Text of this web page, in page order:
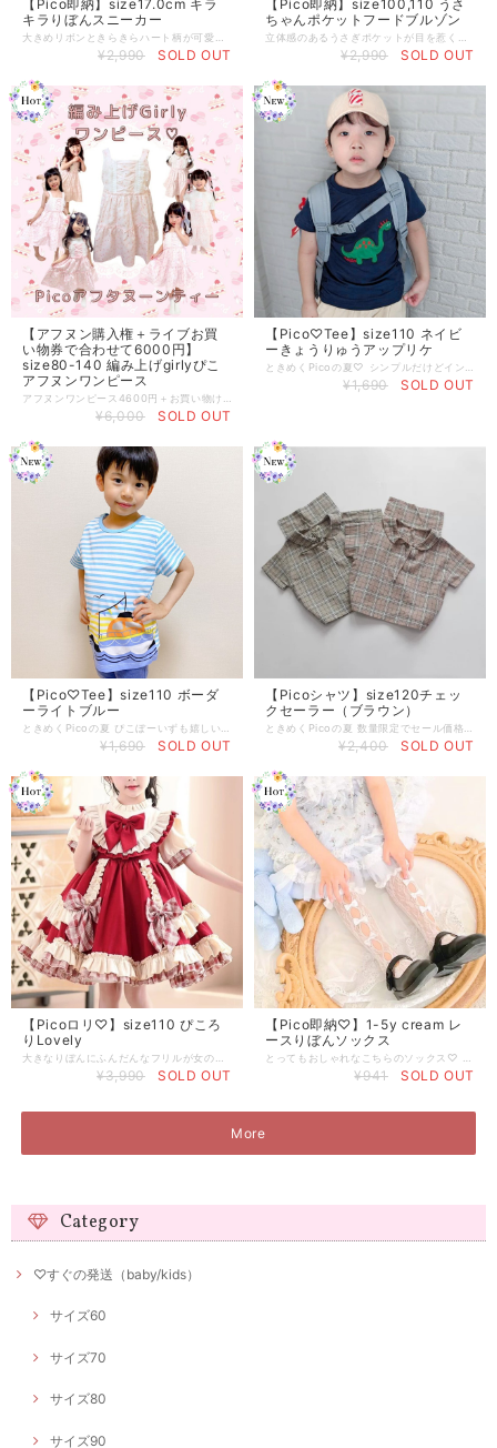
【Pico即納】size17.0cm キラ
キラりぼんスニーカー
¥2,990 SOLD OUT
【Pico即納】size100,110 うさ
ちゃんポケットフードブルゾン
¥2,990 SOLD OUT
【アフヌン購入権＋ライブお買
い物券で合わせて6000円】
size80-140 編み上げgirlyぴこ
アフヌンワンピース
¥6,000 SOLD OUT
【Pico♡Tee】size110 ネイビ
ーきょうりゅうアップリケ
¥1,690 SOLD OUT
【Pico♡Tee】size110 ボーダ
ーライトブルー
¥1,690 SOLD OUT
【Picoシャツ】size120チェッ
クセーラー（ブラウン）
¥2,400 SOLD OUT
【Picoロリ♡】size110 ぴころ
りLovely
¥3,990 SOLD OUT
【Pico即納♡】1-5y cream レ
ースりぼんソックス
¥941 SOLD OUT
More
Category
♡すぐの発送（baby/kids）
サイズ60
サイズ70
サイズ80
サイズ90